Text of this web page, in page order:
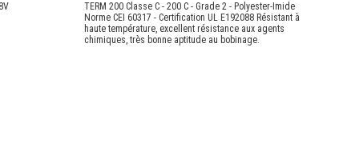
TERM 200 Classe C - 200 C - Grade 2 - Polyester-Imide
Norme CEI 60317 - Certification UL E192088 Résistant à
haute température, excellent résistance aux agents
chimiques, très bonne aptitude au bobinage.